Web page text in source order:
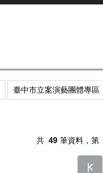
臺中市立案演藝團體專區
共 49 筆資料，第